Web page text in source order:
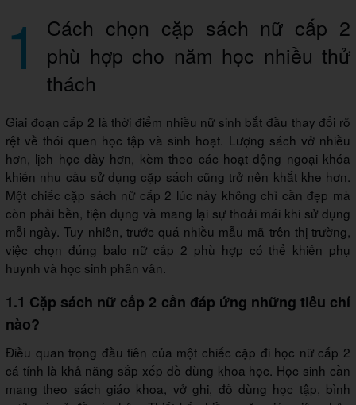
1
Cách chọn cặp sách nữ cấp 2
phù hợp cho năm học nhiều thử
thách
Giai đoạn cấp 2 là thời điểm nhiều nữ sinh bắt đầu thay đổi rõ
rệt về thói quen học tập và sinh hoạt. Lượng sách vở nhiều
hơn, lịch học dày hơn, kèm theo các hoạt động ngoại khóa
khiến nhu cầu sử dụng cặp sách cũng trở nên khắt khe hơn.
Một chiếc cặp sách nữ cấp 2 lúc này không chỉ cần đẹp mà
còn phải bền, tiện dụng và mang lại sự thoải mái khi sử dụng
mỗi ngày. Tuy nhiên, trước quá nhiều mẫu mã trên thị trường,
việc chọn đúng balo nữ cấp 2 phù hợp có thể khiến phụ
huynh và học sinh phân vân.
1.1 Cặp sách nữ cấp 2 cần đáp ứng những tiêu chí
nào?
Điều quan trọng đầu tiên của một chiếc cặp đi học nữ cấp 2
cá tính là khả năng sắp xếp đồ dùng khoa học. Học sinh cần
mang theo sách giáo khoa, vở ghi, đồ dùng học tập, bình